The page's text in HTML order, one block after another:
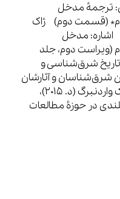
ترجمهٔ مدخل
(قسمت دوم) ژاک
اشاره: مدخل
(ویراست دوم، جلد
بر تاریخ شرق‌شناسی و
و آثارشان
از آغاز تا زمان انتشار مقاله، به قلم ژاک واردنبرگ (د. ۲۰۱۵)،
در حوزۀ مطالعات